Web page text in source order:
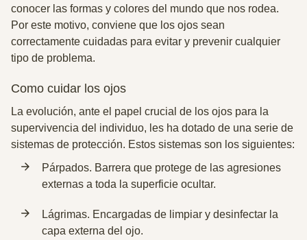
conocer las formas y colores del mundo que nos rodea.
Por este motivo, conviene que los ojos sean
correctamente cuidadas para evitar y prevenir cualquier
tipo de problema.
Como cuidar los ojos
La evolución, ante el papel crucial de los ojos para la
supervivencia del individuo, les ha dotado de una serie de
sistemas de protección. Estos sistemas son los siguientes:
Párpados. Barrera que protege de las agresiones
externas a toda la superficie ocultar.
Lágrimas. Encargadas de limpiar y desinfectar la
capa externa del ojo.